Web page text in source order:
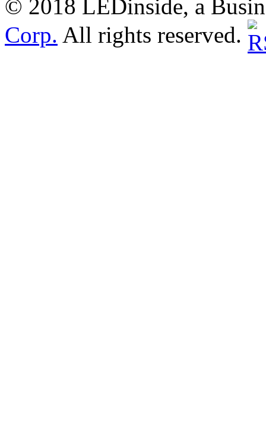
© 2018 LEDinside, a
Corp. All rights reserved.